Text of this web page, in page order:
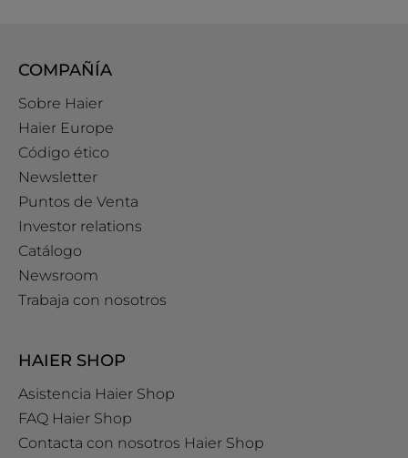
COMPAÑÍA
Sobre Haier
Haier Europe
Código ético
Newsletter
Puntos de Venta
Investor relations
Catálogo
Newsroom
Trabaja con nosotros
HAIER SHOP
Asistencia Haier Shop
FAQ Haier Shop
Contacta con nosotros Haier Shop